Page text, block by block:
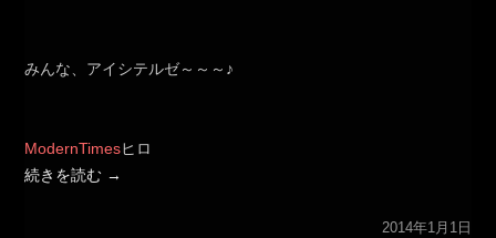
みんな、アイシテルゼ～～～♪
ModernTimesヒロ
続きを読む →
2014年1月1日